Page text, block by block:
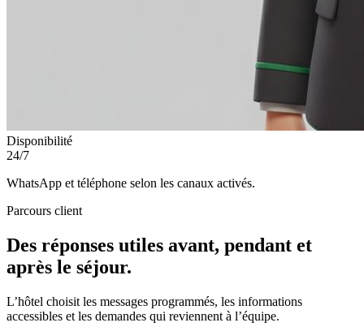
Disponibilité
24/7
WhatsApp et téléphone selon les canaux activés.
Parcours client
Des réponses utiles avant, pendant et
après le séjour.
L’hôtel choisit les messages programmés, les informations
accessibles et les demandes qui reviennent à l’équipe.